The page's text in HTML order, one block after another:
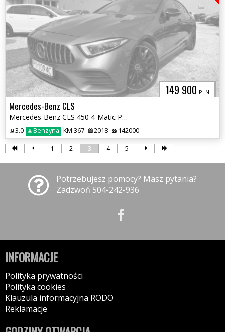
149 900 PLN
Mercedes-Benz CLS
Mercedes-Benz CLS 450 4-Matic Pakiet AMG Edition 1
3.0 Benzyna KM 367 2018 142000
1 2 3 4 5
Potrzebujesz pomocy? Masz pytania?
Zadzwoń 504-242-936
INFORMACJE
Polityka prywatności
Polityka cookies
Klauzula informacyjna RODO
Reklamacje